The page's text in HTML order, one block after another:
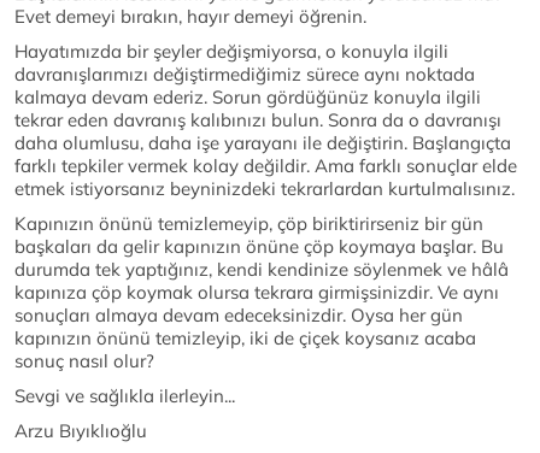
Evet demeyi bırakın, hayır demeyi öğrenin.
Hayatımızda bir şeyler değişmiyorsa, o konuyla ilgili
davranışlarımızı değiştirmediğimiz sürece aynı noktada
kalmaya devam ederiz. Sorun gördüğünüz konuyla ilgili
tekrar eden davranış kalıbınızı bulun. Sonra da o davranışı
daha olumlusu, daha işe yarayanı ile değiştirin. Başlangıçta
farklı tepkiler vermek kolay değildir. Ama farklı sonuçlar elde
etmek istiyorsanız beyninizdeki tekrarlardan kurtulmalısınız.
Kapınızın önünü temizlemeyip, çöp biriktirirseniz bir gün
başkaları da gelir kapınızın önüne çöp koymaya başlar. Bu
durumda tek yaptığınız, kendi kendinize söylenmek ve hâlâ
kapınıza çöp koymak olursa tekrara girmişsinizdir. Ve aynı
sonuçları almaya devam edeceksinizdir. Oysa her gün
kapınızın önünü temizleyip, iki de çiçek koysanız acaba
sonuç nasıl olur?
Sevgi ve sağlıkla ilerleyin...
Arzu Bıyıklıoğlu